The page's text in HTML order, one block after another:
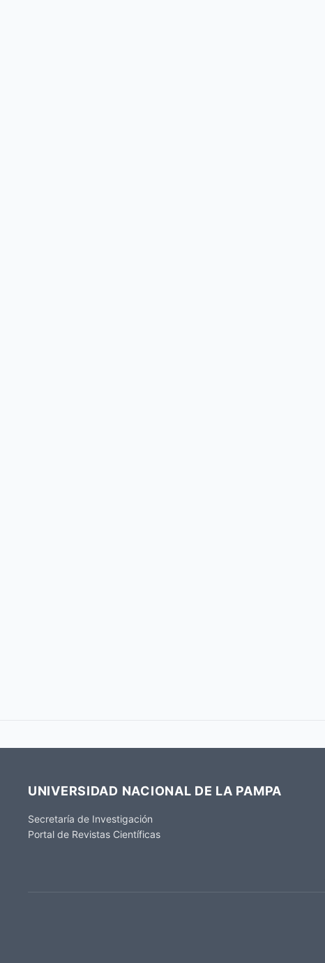
UNIVERSIDAD NACIONAL DE LA PAMPA
Secretaría de Investigación
Portal de Revistas Científicas